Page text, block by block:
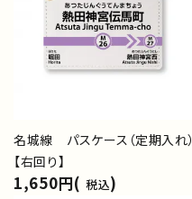
名城線 パスケース（定期入れ）
【右回り】
1,650円( 税込)